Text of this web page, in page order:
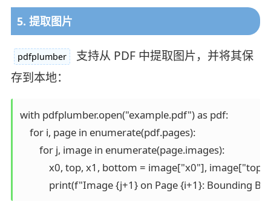
5. 提取图片
pdfplumber
支持从 PDF 中提取图片，并将其保
存到本地：
with pdfplumber.open("example.pdf") as pdf:
    for i, page in enumerate(pdf.pages):
        for j, image in enumerate(page.images):
x0, top, x1, bottom = image["x0"],